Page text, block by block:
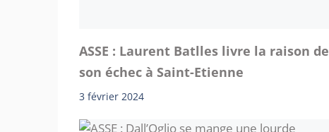
ASSE : Laurent Batlles livre la raison de
son échec à Saint-Etienne
3 février 2024